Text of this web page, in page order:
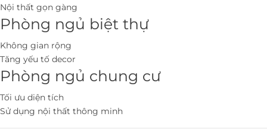
Nội thất gọn gàng
Phòng ngủ biệt thự
Không gian rộng
Tăng yếu tố decor
Phòng ngủ chung cư
Tối ưu diện tích
Sử dụng nội thất thông minh